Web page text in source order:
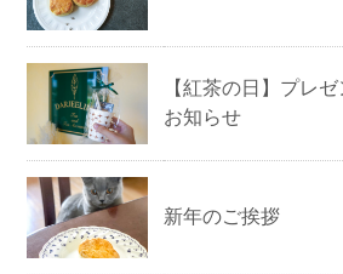
【紅茶の日】プレ
お知らせ
新年のご挨拶